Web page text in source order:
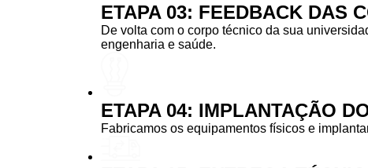
ETAPA 03: FEEDBACK DAS
De volta com o corpo técnico da sua
engenharia e saúde.
ETAPA 04: IMPLANTAÇÃO
Fabricamos os equipamentos físicos e